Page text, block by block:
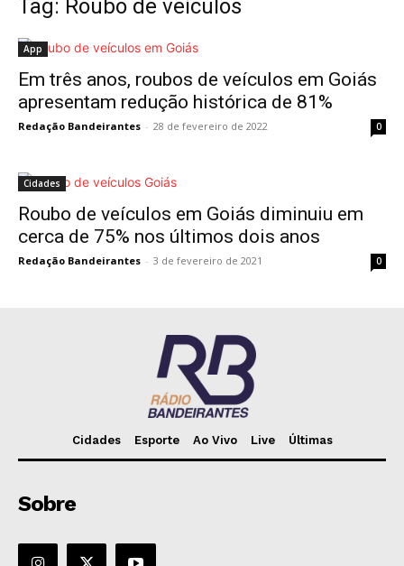
Tag: Roubo de veículos
App
Em três anos, roubos de veículos em Goiás
apresentam redução histórica de 81%
Redação Bandeirantes - 28 de fevereiro de 2022 0
Cidades
Roubo de veículos em Goiás diminuiu em
cerca de 75% nos últimos dois anos
Redação Bandeirantes - 3 de fevereiro de 2021 0
Cidades Esporte Ao Vivo Live Últimas
Sobre